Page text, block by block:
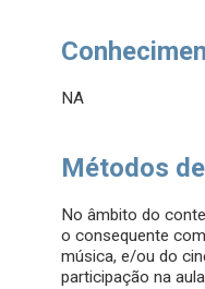
NA
Métodos
No âmbito do
o consequente
música, e/ou do
participação na